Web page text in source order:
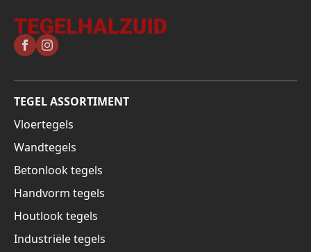
TEGEL ASSORTIMENT
Vloertegels
Wandtegels
Betonlook tegels
Handvorm tegels
Houtlook tegels
Industriële tegels